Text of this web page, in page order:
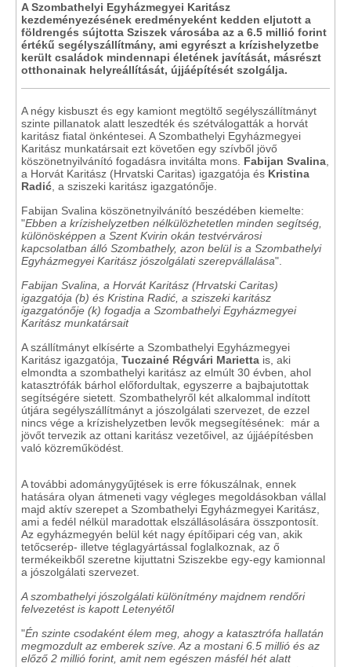
A Szombathelyi Egyházmegyei Karitász
kezdeményezésének eredményeként kedden eljutott a
földrengés sújtotta Sziszek városába az a 6.5 millió forint
értékű segélyszállítmány, ami egyrészt a krízishelyzetbe
került családok mindennapi életének javítását, másrészt
otthonainak helyreállítását, újjáépítését szolgálja.
A négy kisbuszt és egy kamiont megtöltő segélyszállítmányt
szinte pillanatok alatt leszedték és szétválogatták a horvát
karitász fiatal önkéntesei. A Szombathelyi Egyházmegyei
Karitász munkatársait ezt követően egy szívből jövő
köszönetnyilvánító fogadásra invitálta mons. Fabijan Svalina
a Horvát Karitász (Hrvatski Caritas) igazgatója és Kristina
Radić , a sziszeki karitász igazgatónője.
Fabijan Svalina köszönetnyilvánító beszédében kiemelte:
"Ebben a krízishelyzetben nélkülözhetetlen minden segítség,
különösképpen a Szent Kvirin okán testvérvárosi
kapcsolatban álló Szombathely, azon belül is a Szombathelyi
Egyházmegyei Karitász jószolgálati szerepvállalása".
Fabijan Svalina, a Horvát Karitász (Hrvatski Caritas)
igazgatója (b) és Kristina Radić, a sziszeki karitász
igazgatónője (k) fogadja a Szombathelyi Egyházmegyei
Karitász munkatársait
A szállítmányt elkísérte a Szombathelyi Egyházmegyei
Karitász igazgatója, Tuczainé Régvári Marietta is, aki
elmondta a szombathelyi karitász az elmúlt 30 évben, ahol
katasztrófák bárhol előfordultak, egyszerre a bajbajutottak
segítségére sietett. Szombathelyről két alkalommal indított
útjára segélyszállítmányt a jószolgálati szervezet, de ezzel
nincs vége a krízishelyzetben levők megsegítésének: már a
jövőt tervezik az ottani karitász vezetőivel, az újjáépítésben
való közreműködést.
A további adománygyűjtések is erre fókuszálnak, ennek
hatására olyan átmeneti vagy végleges megoldásokban vállal
majd aktív szerepet a Szombathelyi Egyházmegyei Karitász,
ami a fedél nélkül maradottak elszállásolására összpontosít.
Az egyházmegyén belül két nagy építőipari cég van, akik
tetőcserép- illetve téglagyártással foglalkoznak, az ő
termékeikből szeretne kijuttatni Sziszekbe egy-egy kamionnal
a jószolgálati szervezet.
A szombathelyi jószolgálati különítmény majdnem rendőri
felvezetést is kapott Letenyétől
"Én szinte csodaként élem meg, ahogy a katasztrófa hallatán
megmozdult az emberek szíve. Az a mostani 6.5 millió és az
előző 2 millió forint, amit nem egészen másfél hét alatt